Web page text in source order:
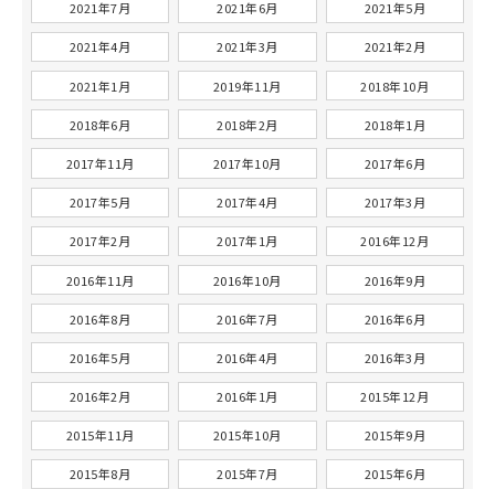
2021年7月 2021年6月 2021年5月
2021年4月 2021年3月 2021年2月
2021年1月 2019年11月 2018年10月
2018年6月 2018年2月 2018年1月
2017年11月 2017年10月 2017年6月
2017年5月 2017年4月 2017年3月
2017年2月 2017年1月 2016年12月
2016年11月 2016年10月 2016年9月
2016年8月 2016年7月 2016年6月
2016年5月 2016年4月 2016年3月
2016年2月 2016年1月 2015年12月
2015年11月 2015年10月 2015年9月
2015年8月 2015年7月 2015年6月